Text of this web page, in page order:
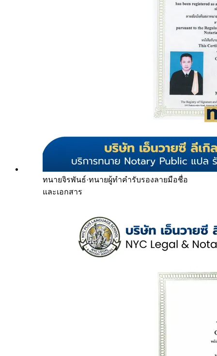
ทนายจิรพันธ์·ทนายผู้ทำคำรับรองลายมือชื่อ
และเอกสาร